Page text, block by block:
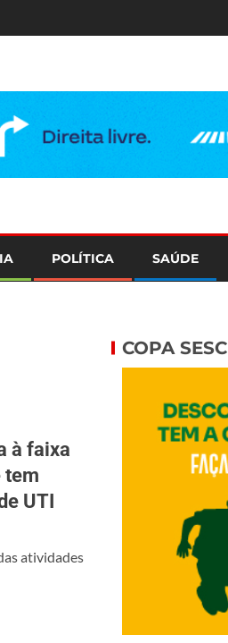
POLÍTICA SAÚDE
à faixa
tem
UTI
atividades
COPA SESC